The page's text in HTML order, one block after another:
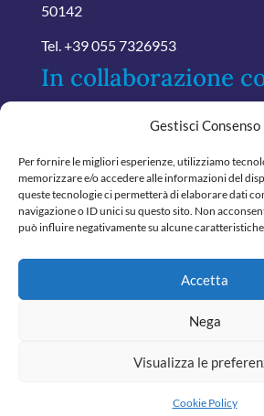
Gestisci Consenso
Per fornire le migliori esperienze, utilizziamo
memorizzare e/o accedere alle informazioni del
queste tecnologie ci permetterà di elaborare dati
navigazione o ID unici su questo sito. Non
può influire negativamente su alcune
Accetta
Nega
Visualizza le
Cookie Policy
50142
Tel. +39 055 7326953
In collaborazione
© 2024 Tutti i diritti
ABSOLUTE Designed by